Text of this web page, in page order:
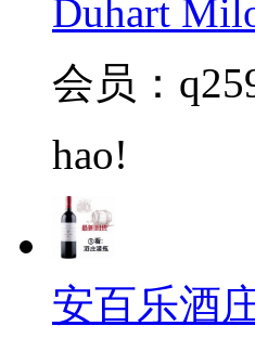
Duhart
会员：
hao!
安百乐酒